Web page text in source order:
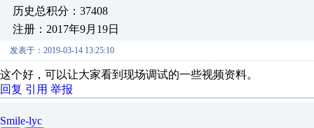
历史总积分：37408
注册：2017年9月19日
发表于：2019-03-14 13:25:10
这个好，可以让大家看到现场调试的一些视频资料。
回复 引用 举报
Smile-lyc